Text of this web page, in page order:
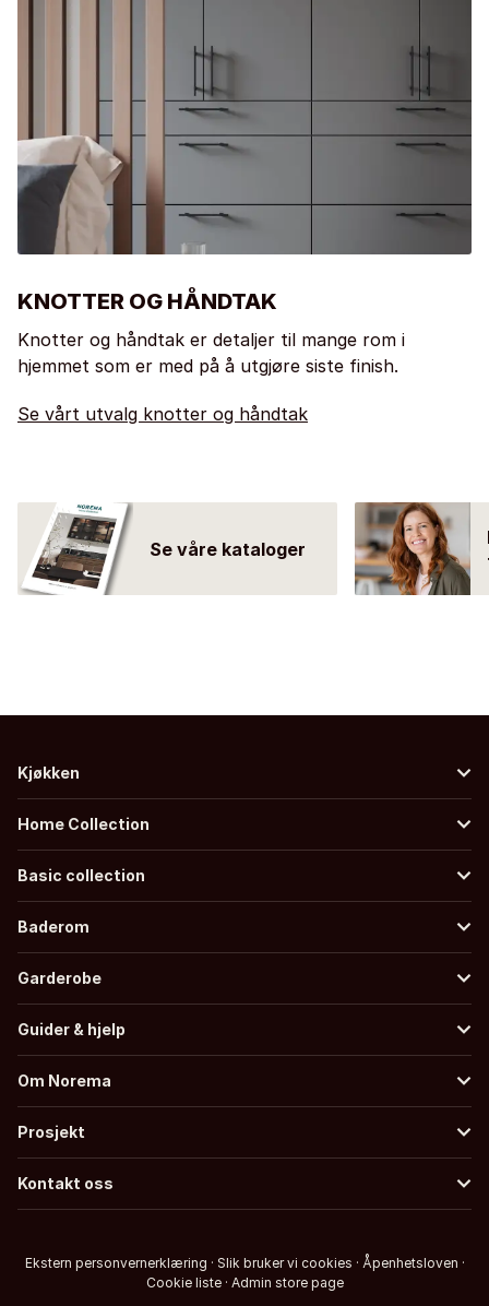
KNOTTER OG HÅNDTAK
Knotter og håndtak er detaljer til mange rom i
hjemmet som er med på å utgjøre siste finish.
Se vårt utvalg knotter og håndtak
Se våre kataloger
Kjøkken
Home Collection
Basic collection
Baderom
Garderobe
Guider & hjelp
Om Norema
Prosjekt
Kontakt oss
Ekstern personvernerklæring · Slik bruker vi cookies · Åpenhetsloven ·
Cookie liste · Admin store page